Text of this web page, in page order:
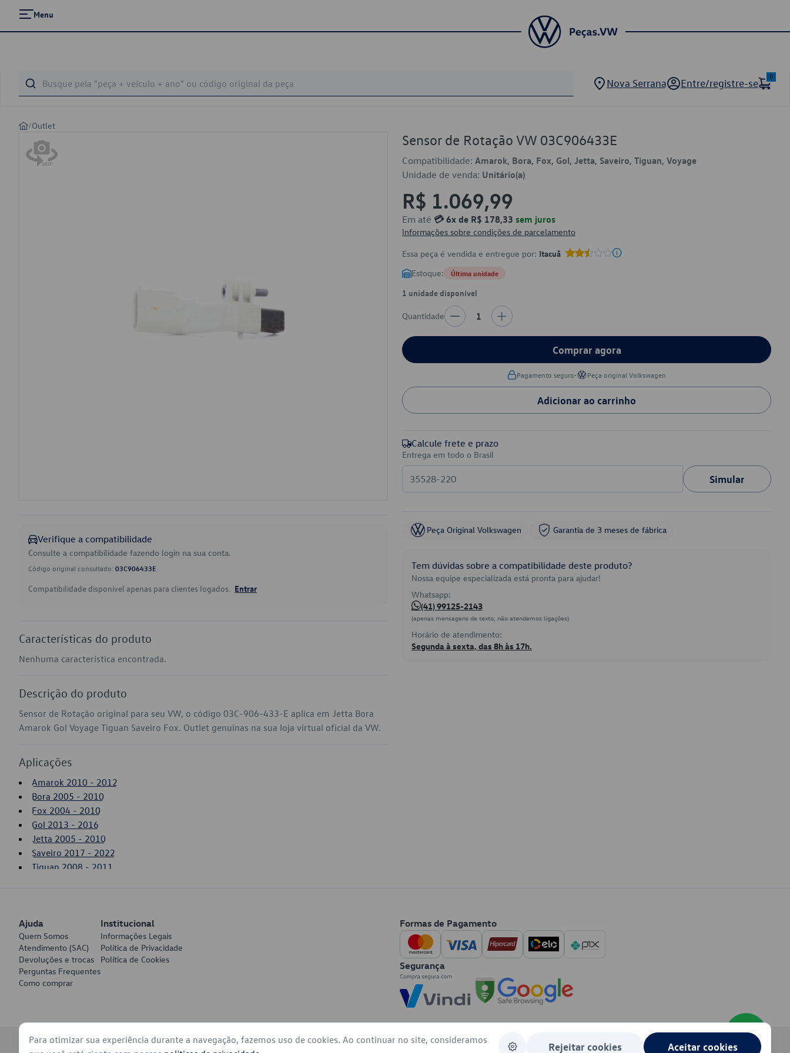
Menu
Nova Serrana Entre/registre-se
0
/Outlet
Verifique a compatibilidade
Consulte a compatibilidade fazendo login na sua conta.
Código original consultado: 03C906433E
Compatibilidade disponível apenas para clientes logados. Entrar
Características do produto
Nenhuma característica encontrada.
Descrição do produto
Sensor de Rotação original para seu VW, o código 03C-906-433-E aplica em Jetta Bora
Amarok Gol Voyage Tiguan Saveiro Fox. Outlet genuínas na sua loja virtual oficial da VW.
Aplicações
Amarok 2010 - 2012
Bora 2005 - 2010
Fox 2004 - 2010
Gol 2013 - 2016
Jetta 2005 - 2010
Saveiro 2017 - 2022
Tiguan 2008 - 2011
Sensor de Rotação VW 03C906433E
Compatibilidade: Amarok, Bora, Fox, Gol, Jetta, Saveiro, Tiguan, Voyage
Unidade de venda: Unitário(a)
R$ 1.069,99
Em até 💳 6x de R$ 178,33 sem juros
Informações sobre condições de parcelamento
Essa peça é vendida e entregue por: Itacuã
Estoque: Última unidade
1 unidade disponível
Quantidade 1
Comprar agora
Pagamento seguro• Peça original Volkswagen
Adicionar ao carrinho
Calcule frete e prazo
Entrega em todo o Brasil
Simular
Peça Original Volkswagen Garantia de 3 meses de fábrica
Tem dúvidas sobre a compatibilidade deste produto?
Nossa equipe especializada está pronta para ajudar!
Whatsapp:
(41) 99125-2143
(apenas mensagens de texto, não atendemos ligações)
Horário de atendimento:
Segunda à sexta, das 8h às 17h.
Ajuda
Quem Somos
Atendimento (SAC)
Devoluções e trocas
Perguntas Frequentes
Como comprar
Institucional
Informações Legais
Política de Privacidade
Política de Cookies
Formas de Pagamento
Segurança
Para otimizar sua experiência durante a navegação, fazemos uso de cookies. Ao continuar no site, consideramos
Rejeitar cookies Aceitar cookies